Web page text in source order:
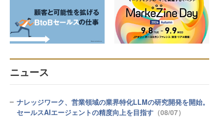
ニュース
ナレッジワーク、営業領域の業界特化LLMの研究開発を開始。
セールスAIエージェントの精度向上を目指す （08/07）